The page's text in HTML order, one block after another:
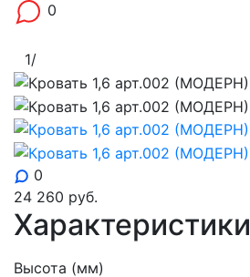
0
1/
0
24 260 руб.
Характеристики
Высота (мм)